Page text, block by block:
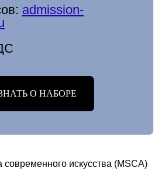
admission-
О НАБОРЕ
искусства (MSCA)